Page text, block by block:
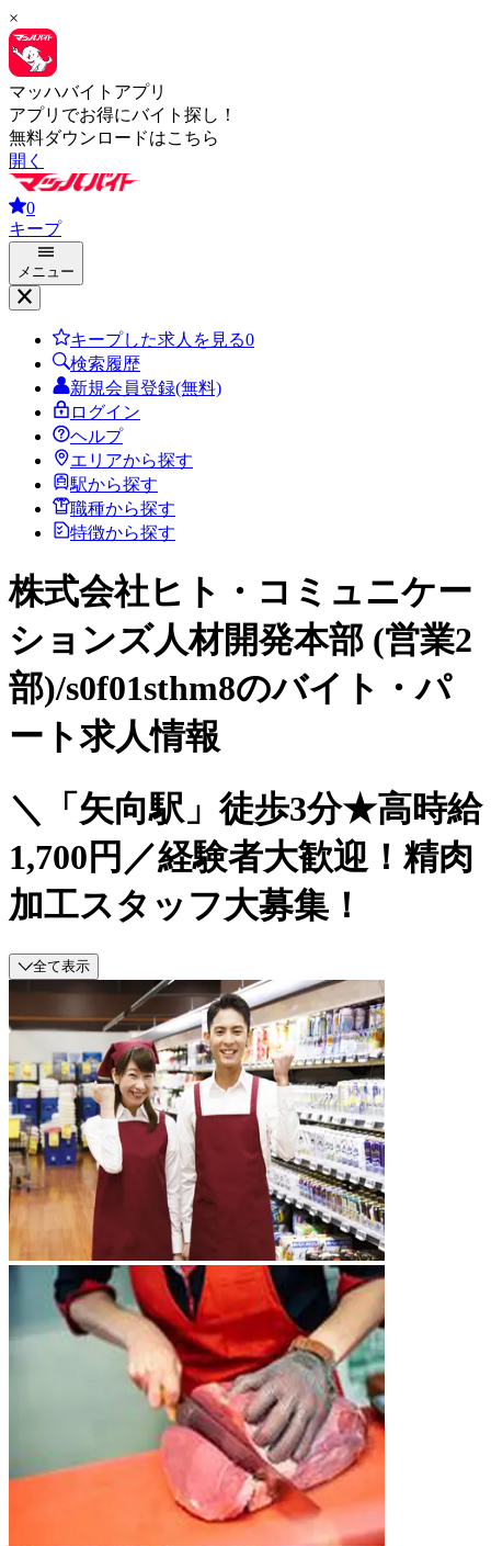
×
マッハバイトアプリ
アプリでお得にバイト探し！
無料ダウンロードはこちら
開く
0
キープ
メニュー
キープした求人を見る0
検索履歴
新規会員登録(無料)
ログイン
ヘルプ
エリアから探す
駅から探す
職種から探す
特徴から探す
株式会社ヒト・コミュニケー
ションズ人材開発本部 (営業2
部)/s0f01sthm8のバイト・パ
ート求人情報
＼「矢向駅」徒歩3分★高時給
1,700円／経験者大歓迎！精肉
加工スタッフ大募集！
全て表示